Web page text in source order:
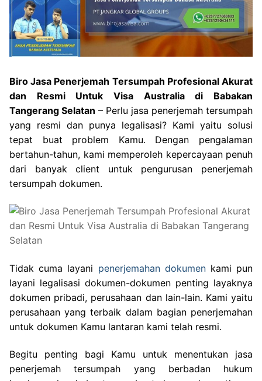
Biro Jasa Penerjemah Tersumpah Profesional Akurat
dan Resmi Untuk Visa Australia di Babakan
Tangerang Selatan – Perlu jasa penerjemah tersumpah
yang resmi dan punya legalisasi? Kami yaitu solusi
tepat buat problem Kamu. Dengan pengalaman
bertahun-tahun, kami memperoleh kepercayaan penuh
dari banyak client untuk pengurusan penerjemah
tersumpah dokumen.
Tidak cuma layani penerjemahan dokumenkami pun
layani legalisasi dokumen-dokumen penting layaknya
dokumen pribadi, perusahaan dan lain-lain. Kami yaitu
perusahaan yang terbaik dalam bagian penerjemahan
untuk dokumen Kamu lantaran kami telah resmi.
Begitu penting bagi Kamu untuk menentukan jasa
penerjemah tersumpah yang berbadan hukum